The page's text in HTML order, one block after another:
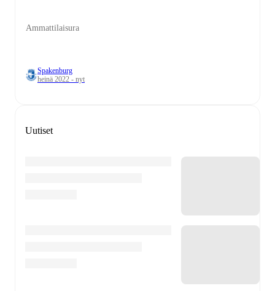
Ammattilaisura
Spakenburg
heinä 2022 - nyt
Uutiset